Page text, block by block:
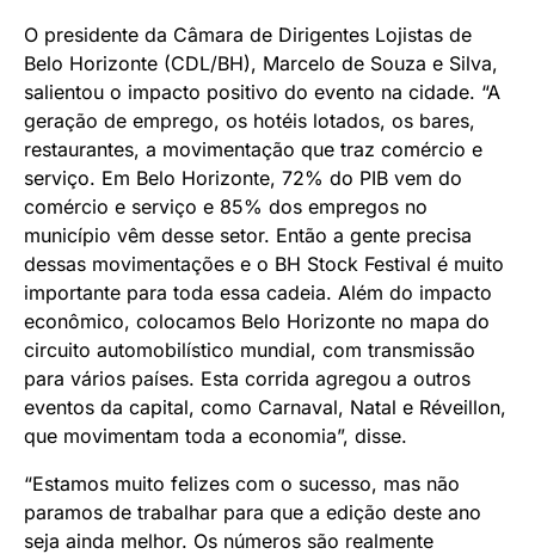
O presidente da Câmara de Dirigentes Lojistas de
Belo Horizonte (CDL/BH), Marcelo de Souza e Silva,
salientou o impacto positivo do evento na cidade. “A
geração de emprego, os hotéis lotados, os bares,
restaurantes, a movimentação que traz comércio e
serviço. Em Belo Horizonte, 72% do PIB vem do
comércio e serviço e 85% dos empregos no
município vêm desse setor. Então a gente precisa
dessas movimentações e o BH Stock Festival é muito
importante para toda essa cadeia. Além do impacto
econômico, colocamos Belo Horizonte no mapa do
circuito automobilístico mundial, com transmissão
para vários países. Esta corrida agregou a outros
eventos da capital, como Carnaval, Natal e Réveillon,
que movimentam toda a economia”, disse.
“Estamos muito felizes com o sucesso, mas não
paramos de trabalhar para que a edição deste ano
seja ainda melhor. Os números são realmente